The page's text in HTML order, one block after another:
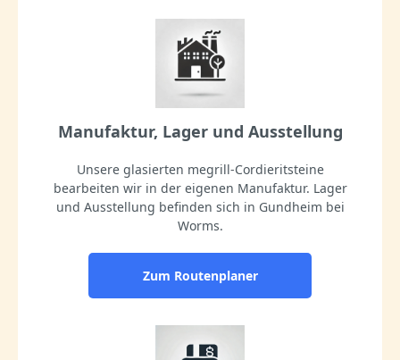
Manufaktur, Lager und Ausstellung
Unsere glasierten megrill-Cordieritsteine
bearbeiten wir in der eigenen Manufaktur. Lager
und Ausstellung befinden sich in Gundheim bei
Worms.
Zum Routenplaner